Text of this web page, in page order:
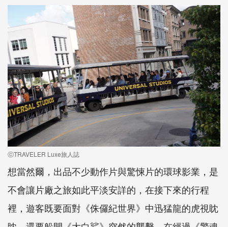
ⓒTRAVELER Luxe旅人誌
想當然爾，出品不少動作片與驚悚片的環球影業，是
不會讓片廠之旅如此平淡安詳的，在接下來的行程
裡，遊客既要面對《侏儸紀世界》中迅猛龍的虎視眈